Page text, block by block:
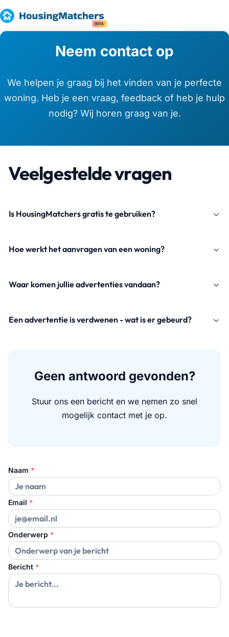
BETA
Neem contact op
We helpen je graag bij het vinden van je perfecte
woning. Heb je een vraag, feedback of heb je hulp
nodig? Wij horen graag van je.
Veelgestelde vragen
Is HousingMatchers gratis te gebruiken?
Hoe werkt het aanvragen van een woning?
Waar komen jullie advertenties vandaan?
Een advertentie is verdwenen - wat is er gebeurd?
Geen antwoord gevonden?
Stuur ons een bericht en we nemen zo snel
mogelijk contact met je op.
Naam *
Email *
Onderwerp *
Bericht *